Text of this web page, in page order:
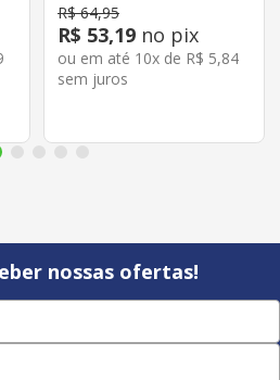
R$ 64,95
R$ 53,19 no pix
ou em até 10x de R$ 5,84
sem juros
nossas ofertas!